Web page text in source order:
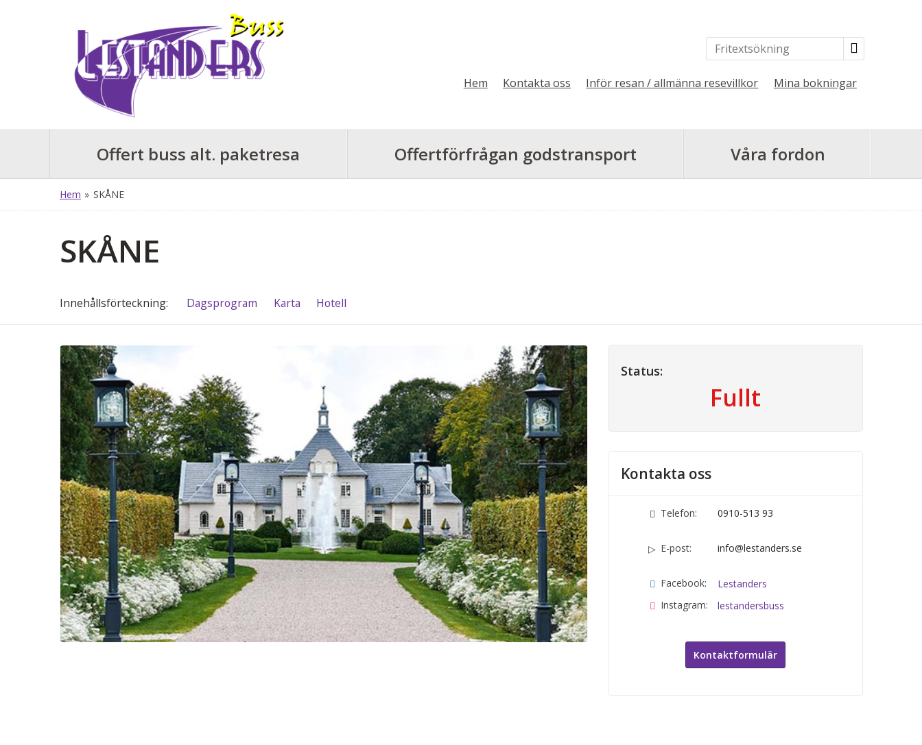
Hem Kontakta oss Inför resan / allmänna resevillkor Mina bokningar
Offert buss alt. paketresa Offertförfrågan godstransport Våra fordon
Hem » SKÅNE
SKÅNE
Innehållsförteckning Dagsprogram Karta Hotell
Status:
Fullt
Kontakta oss
Telefon: 0910-513 93
E-post: info@lestanders.se
Facebook:
Lestanders
Instagram:
lestandersbuss
Kontaktformulär